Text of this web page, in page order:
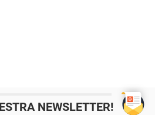
NEWSLETTER!